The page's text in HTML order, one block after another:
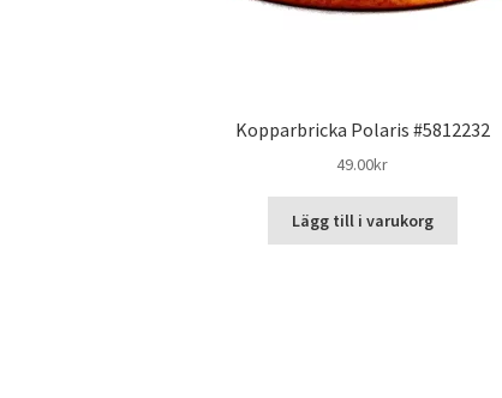
Kopparbricka Polaris #5812232
49.00kr
Lägg till i varukorg